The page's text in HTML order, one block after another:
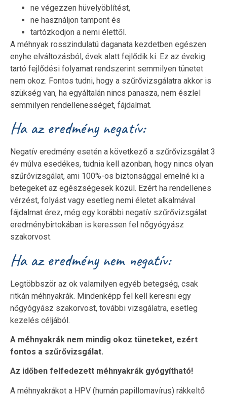
ne végezzen hüvelyöblítést,
ne használjon tampont és
tartózkodjon a nemi élettől.
A méhnyak rosszindulatú daganata kezdetben egészen
enyhe elváltozásból, évek alatt fejlődik ki. Ez az évekig
tartó fejlődési folyamat rendszerint semmilyen tünetet
nem okoz. Fontos tudni, hogy a szűrővizsgálatra akkor is
szükség van, ha egyáltalán nincs panasza, nem észlel
semmilyen rendellenességet, fájdalmat.
Ha az eredmény negatív:
Negatív eredmény esetén a következő a szűrővizsgálat 3
év múlva esedékes, tudnia kell azonban, hogy nincs olyan
szűrővizsgálat, ami 100%-os biztonsággal emelné ki a
betegeket az egészségesek közül. Ezért ha rendellenes
vérzést, folyást vagy esetleg nemi életet alkalmával
fájdalmat érez, még egy korábbi negatív szűrővizsgálat
eredménybirtokában is keressen fel nőgyógyász
szakorvost.
Ha az eredmény nem negatív:
Legtöbbször az ok valamilyen egyéb betegség, csak
ritkán méhnyakrák. Mindenképp fel kell keresni egy
nőgyógyász szakorvost, további vizsgálatra, esetleg
kezelés céljából.
A méhnyakrák nem mindig okoz tüneteket, ezért
fontos a szűrővizsgálat.
Az időben felfedezett méhnyakrák gyógyítható!
A méhnyakrákot a HPV (humán papillomavírus) rákkeltő